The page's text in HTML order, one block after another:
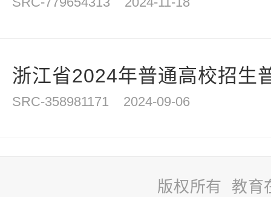
浙江省2024年普通高校招生
SRC-358981171 2024-09-06
版权所有 教育